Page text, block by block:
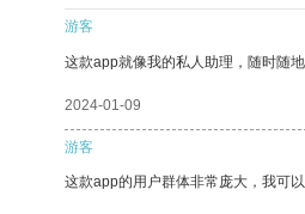
游客
这款app就像我的私人助理，随时随地
2024-01-09
游客
这款app的用户群体非常庞大，我可